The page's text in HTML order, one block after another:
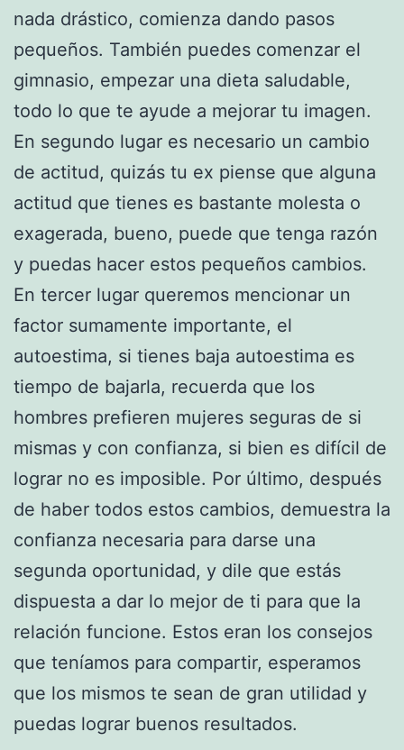
nada drástico, comienza dando pasos
pequeños. También puedes comenzar el
gimnasio, empezar una dieta saludable,
todo lo que te ayude a mejorar tu imagen.
En segundo lugar es necesario un cambio
de actitud, quizás tu ex piense que alguna
actitud que tienes es bastante molesta o
exagerada, bueno, puede que tenga razón
y puedas hacer estos pequeños cambios.
En tercer lugar queremos mencionar un
factor sumamente importante, el
autoestima, si tienes baja autoestima es
tiempo de bajarla, recuerda que los
hombres prefieren mujeres seguras de si
mismas y con confianza, si bien es difícil de
lograr no es imposible. Por último, después
de haber todos estos cambios, demuestra la
confianza necesaria para darse una
segunda oportunidad, y dile que estás
dispuesta a dar lo mejor de ti para que la
relación funcione. Estos eran los consejos
que teníamos para compartir, esperamos
que los mismos te sean de gran utilidad y
puedas lograr buenos resultados.